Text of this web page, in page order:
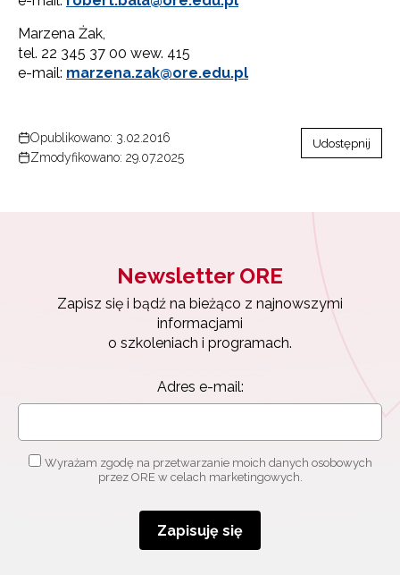
Marzena Żak,
tel. 22 345 37 00 wew. 415
e-mail: marzena.zak@ore.edu.pl
Opublikowano: 3.02.2016
Zmodyfikowano: 29.07.2025
Udostępnij
Newsletter ORE
Zapisz się i bądź na bieżąco z najnowszymi
informacjami
o szkoleniach i programach.
Adres e-mail:
Wyrażam zgodę na przetwarzanie moich danych osobowych
przez ORE w celach marketingowych.
Zapisuję się